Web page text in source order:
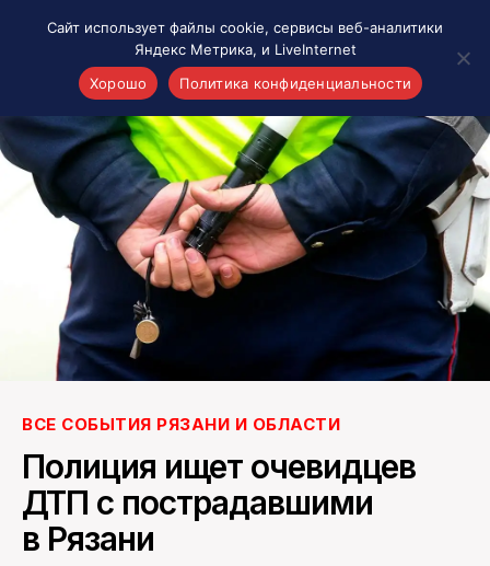
Акценты
Материалы о Рязани и области
Проекты 7 инфо
Здоровье
Интересное
Новости кино и ТВ
Новости России
Политика
Новости мира
Все материалы 7инфо
ВСЕ СОБЫТИЯ РЯЗАНИ И ОБЛАСТИ
Полиция ищет очевидцев
ДТП с пострадавшими
в Рязани
Сайт использует файлы cookie, сервисы веб-аналитики
Яндекс Метрика, и LiveInternet
Хорошо
Политика конфиденциальности